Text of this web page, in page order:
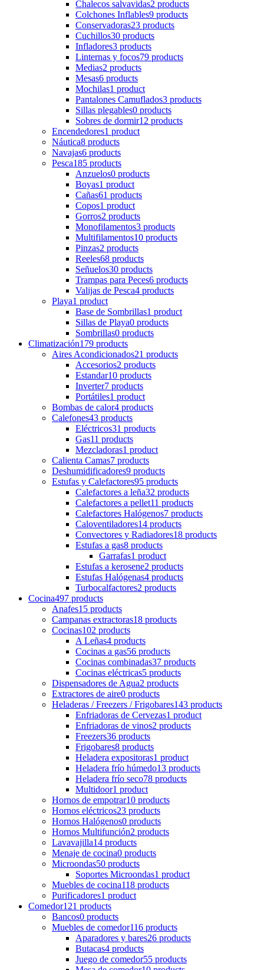
Chalecos salvavidas2 products
Colchones Inflables9 products
Conservadoras23 products
Cuchillos30 products
Infladores3 products
Linternas y focos79 products
Medias2 products
Mesas6 products
Mochilas1 product
Pantalones Camuflados3 products
Sillas plegables0 products
Sobres de dormir12 products
Encendedores1 product
Náutica8 products
Navajas6 products
Pesca185 products
Anzuelos0 products
Boyas1 product
Cañas61 products
Copos1 product
Gorros2 products
Monofilamentos3 products
Multifilamentos10 products
Pinzas2 products
Reeles68 products
Señuelos30 products
Trampas para Peces6 products
Valijas de Pesca4 products
Playa1 product
Base de Sombrillas1 product
Sillas de Playa0 products
Sombrillas0 products
Climatización179 products
Aires Acondicionados21 products
Accesorios2 products
Estandar10 products
Inverter7 products
Portátiles1 product
Bombas de calor4 products
Calefones43 products
Eléctricos31 products
Gas11 products
Mezcladoras1 product
Calienta Camas7 products
Deshumidificadores9 products
Estufas y Calefactores95 products
Calefactores a leña32 products
Calefactores a pellet11 products
Calefactores Halógenos7 products
Caloventiladores14 products
Convectores y Radiadores18 products
Estufas a gas8 products
Garrafas1 product
Estufas a kerosene2 products
Estufas Halógenas4 products
Turbocalfactores2 products
Cocina497 products
Anafes15 products
Campanas extractoras18 products
Cocinas102 products
A Leñas4 products
Cocinas a gas56 products
Cocinas combinadas37 products
Cocinas eléctricas5 products
Dispensadores de Agua2 products
Extractores de aire0 products
Heladeras / Freezers / Frigobares143 products
Enfriadoras de Cervezas1 product
Enfriadoras de vinos2 products
Freezers36 products
Frigobares8 products
Heladera expositoras1 product
Heladera frío húmedo13 products
Heladera frío seco78 products
Multidoor1 product
Hornos de empotrar10 products
Hornos eléctricos23 products
Hornos Halógenos0 products
Hornos Multifunción2 products
Lavavajilla14 products
Menaje de cocina0 products
Microondas50 products
Soportes Microondas1 product
Muebles de cocina118 products
Purificadores1 product
Comedor121 products
Bancos0 products
Muebles de comedor116 products
Aparadores y bares26 products
Butacas4 products
Juego de comedor55 products